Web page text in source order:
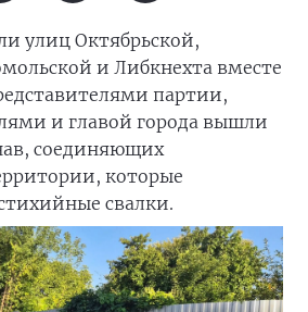
улиц Октябрьской,
и Либкнехта вместе
партии,
и главой города вышли
соединяющих
которые
свалки.